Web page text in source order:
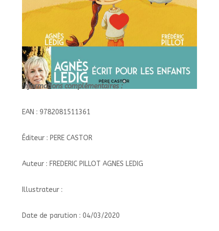
Informations complémentaires :
EAN : 9782081511361
Éditeur : PERE CASTOR
Auteur : FREDERIC PILLOT AGNES LEDIG
Illustrateur :
Date de parution : 04/03/2020